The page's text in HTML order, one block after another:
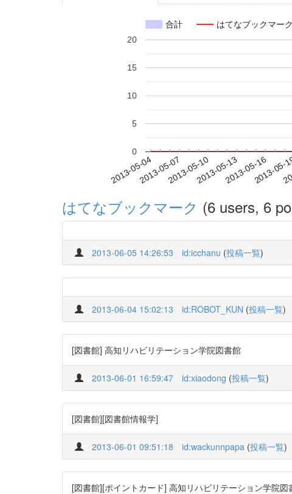
合計 はてなブックマーク
2013-05-042013-05-072013-05-102013-05-132013-05-16
2013-
0
5
10
15
20
はてなブックマーク (6 users, 6
2013-06-05 14:26:53 id:icchanu (投稿一覧)
2013-06-04 15:02:13 id:ROBOT_KUN (投稿一覧)
[図書館] 高知リハビリテーション学院図書館
2013-06-01 16:59:47 id:xiaodong (投稿一覧)
[図書館][図書館情報学]
2013-06-01 09:51:18 id:wackunnpapa (投稿一覧)
[図書館][ポイントカード] 高知リハビリテーション学院